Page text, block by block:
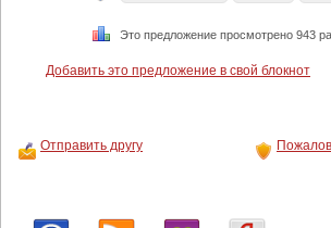
Это предложение просмотрено 943
Добавить это предложение в свой блокнот
Отправить другу